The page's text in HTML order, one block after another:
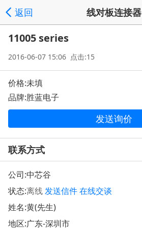
返回 线对板连接器
11005 series
2016-06-07 15:06 点击:15
价格:未填
品牌:胜蓝电子
发送询价
联系方式
公司:中芯谷
状态:离线发送信件在线交谈
姓名:黄(先生)
地区:广东-深圳市